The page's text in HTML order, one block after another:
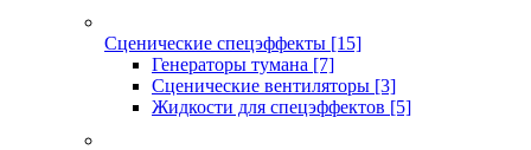
Сценические спецэффекты [15]
Генераторы тумана [7]
Сценические вентиляторы [3]
Жидкости для спецэффектов [5]